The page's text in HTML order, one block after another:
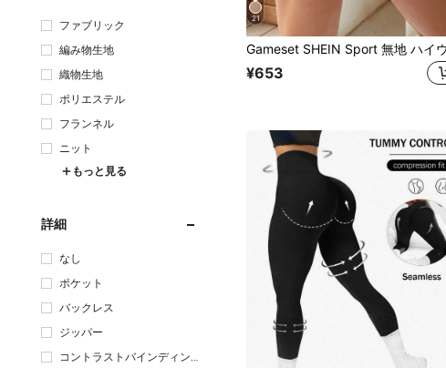
ファブリック
編み物生地
織物生地
ポリエステル
フランネル
ニット
もっと見る
詳細
なし
ポケット
バックレス
ジッパー
コントラストバインディン
21
¥653